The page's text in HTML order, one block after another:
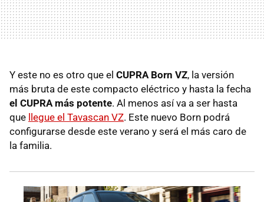
Y este no es otro que el CUPRA Born VZ, la versión
más bruta de este compacto eléctrico y hasta la fecha
el CUPRA más potente. Al menos así va a ser hasta
que llegue el Tavascan VZ. Este nuevo Born podrá
configurarse desde este verano y será el más caro de
la familia.